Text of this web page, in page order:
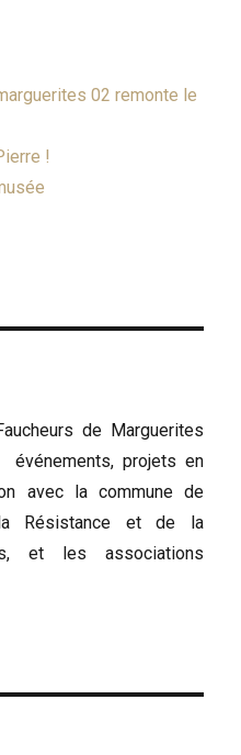
02 remonte le
!
de Marguerites
projets en
avec la commune de
Résistance et de la
et les associations